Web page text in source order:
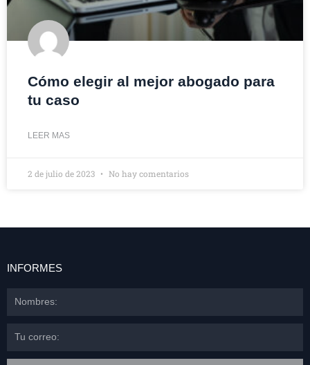
Cómo elegir al mejor abogado para
tu caso
LEER MAS
2 de julio de 2023 No hay comentarios
INFORMES